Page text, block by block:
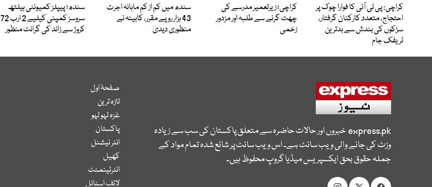
کراچی: پی ٹی آئی کا فوارا چوک پر
احتجاج، متعدد کارکنان گرفتار،
سڑکوں کی بندش سے بدترین
ٹریفک جام
کراچی؛ زیرتعمیر مدرسے کی
چھت گرنے سے طلبہ اور مزدور
زخمی
سندھ میں کم از کم ماہانہ اجرت
43 ہزار روپے مقرر، کابینہ نے
منظوری دیدی
سندھ؛ پیپلز کمیونٹی ہیلتھ
سروسز کمپنی کیلیے 2 ارب 72
کروڑ سے زائد کی گرانٹ منظور
express.pkخبروں اور حالات حاضرہ سے متعلق پاکستان کی سب سے زیادہ
وزٹ کی جانے والی ویب سائٹ ہے۔ اس ویب سائٹ پر شائع شدہ تمام مواد کے
جملہ حقوق بحق ایکسپریس میڈیا گروپ محفوظ ہیں۔
صفحۂ اول
تازہ ترین
غزہ لہو لہو
پاکستان
انٹر نیشنل
کھیل
انٹرٹینمنٹ
لائف اسٹائل